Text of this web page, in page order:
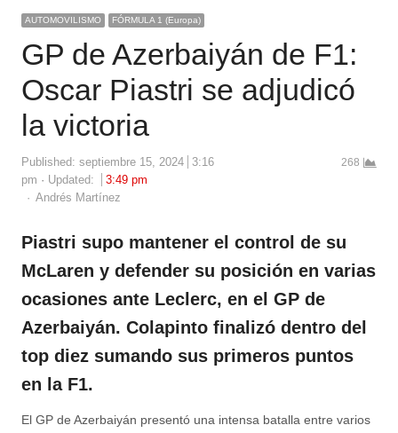
AUTOMOVILISMO FÓRMULA 1 (Europa)
GP de Azerbaiyán de F1:
Oscar Piastri se adjudicó
la victoria
Published: septiembre 15, 2024
3:16
pm
Updated:
3:49 pm
Author
Andrés Martínez
268
Piastri supo mantener el control de su
McLaren y defender su posición en varias
ocasiones ante Leclerc, en el GP de
Azerbaiyán. Colapinto finalizó dentro del
top diez sumando sus primeros puntos
en la F1.
El GP de Azerbaiyán presentó una intensa batalla entre varios